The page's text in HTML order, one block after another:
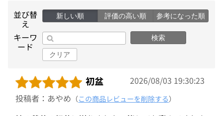
並び替
え
新しい順 評価の高い順 参考になった順
キーワ
ード
検索
クリア
初盆
2026/08/03 19:30:23
投稿者：あやめ （この商品レビューを削除する）